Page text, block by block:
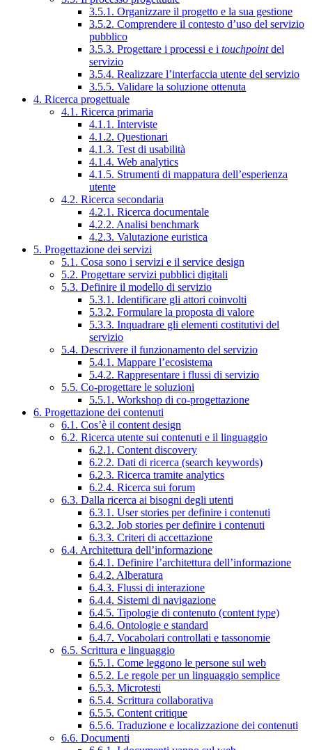
3.5.1. Organizzare il progetto e la sua gestione
3.5.2. Comprendere il contesto d’uso del servizio
pubblico
3.5.3. Progettare i processi e i touchpointdel
servizio
3.5.4. Realizzare l’interfaccia utente del servizio
3.5.5. Validare la soluzione ottenuta
4. Ricerca progettuale
4.1. Ricerca primaria
4.1.1. Interviste
4.1.2. Questionari
4.1.3. Test di usabilità
4.1.4. Web analytics
4.1.5. Strumenti di mappatura dell’esperienza
utente
4.2. Ricerca secondaria
4.2.1. Ricerca documentale
4.2.2. Analisi benchmark
4.2.3. Valutazione euristica
5. Progettazione dei servizi
5.1. Cosa sono i servizi e il service design
5.2. Progettare servizi pubblici digitali
5.3. Definire il modello di servizio
5.3.1. Identificare gli attori coinvolti
5.3.2. Formulare la proposta di valore
5.3.3. Inquadrare gli elementi costitutivi del
servizio
5.4. Descrivere il funzionamento del servizio
5.4.1. Mappare l’ecosistema
5.4.2. Rappresentare i flussi di servizio
5.5. Co-progettare le soluzioni
5.5.1. Workshop di co-progettazione
6. Progettazione dei contenuti
6.1. Cos’è il content design
6.2. Ricerca utente sui contenuti e il linguaggio
6.2.1. Content discovery
6.2.2. Dati di ricerca (search keywords)
6.2.3. Ricerca tramite analytics
6.2.4. Ricerca sui forum
6.3. Dalla ricerca ai bisogni degli utenti
6.3.1. User stories per definire i contenuti
6.3.2. Job stories per definire i contenuti
6.3.3. Criteri di accettazione
6.4. Architettura dell’informazione
6.4.1. Definire l’architettura dell’informazione
6.4.2. Alberatura
6.4.3. Flussi di interazione
6.4.4. Sistemi di navigazione
6.4.5. Tipologie di contenuto (content type)
6.4.6. Ontologie e standard
6.4.7. Vocabolari controllati e tassonomie
6.5. Scrittura e linguaggio
6.5.1. Come leggono le persone sul web
6.5.2. Le regole per un linguaggio semplice
6.5.3. Microtesti
6.5.4. Scrittura collaborativa
6.5.5. Content critique
6.5.6. Traduzione e localizzazione dei contenuti
6.6. Documenti